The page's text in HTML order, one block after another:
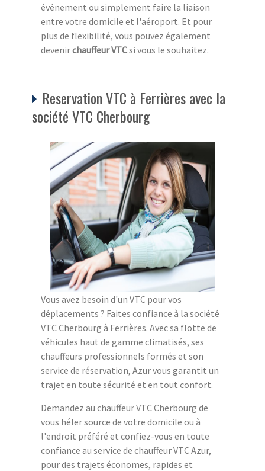
événement ou simplement faire la liaison
entre votre domicile et l'aéroport. Et pour
plus de flexibilité, vous pouvez également
devenirchauffeur VTCsi vous le souhaitez.
Reservation VTC à Ferrières avec la
société VTC Cherbourg
Vous avez besoin d'un VTC pour vos
déplacements ? Faites confiance à la société
VTC Cherbourg à Ferrières. Avec sa flotte de
véhicules haut de gamme climatisés, ses
chauffeurs professionnels formés et son
service de réservation, Azur vous garantit un
trajet en toute sécurité et en tout confort.
Demandez au chauffeur VTC Cherbourg de
vous héler source de votre domicile ou à
l'endroit préféré et confiez-vous en toute
confiance au service de chauffeur VTC Azur,
pour des trajets économes, rapides et